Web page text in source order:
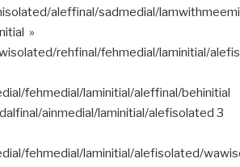
aleffinal/sadmedial/
»
rehfinal/fehmedial/laminitial/
fehmedial/laminitial/aleffinal/behinitial
ainmedial/laminitial/alefisolated 3
fehmedial/laminitial/alefisolated/